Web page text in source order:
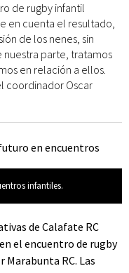
de rugby infantil
en cuenta el resultado,
de los nenes, sin
nuestra parte, tratamos
en relación a ellos.
coordinador Oscar
infantiles.
de Calafate RC
el encuentro de rugby
RC. Las